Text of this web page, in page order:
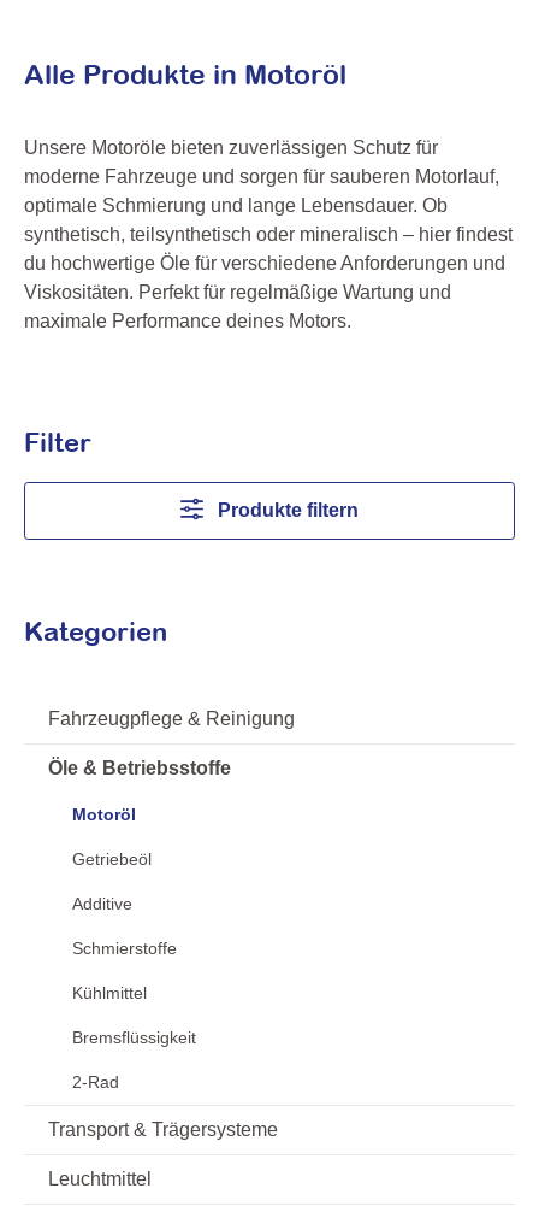
Alle Produkte in Motoröl
Unsere Motoröle bieten zuverlässigen Schutz für
moderne Fahrzeuge und sorgen für sauberen Motorlauf,
optimale Schmierung und lange Lebensdauer. Ob
synthetisch, teilsynthetisch oder mineralisch – hier findest
du hochwertige Öle für verschiedene Anforderungen und
Viskositäten. Perfekt für regelmäßige Wartung und
maximale Performance deines Motors.
Filter
Produkte filtern
Kategorien
Fahrzeugpflege & Reinigung
Öle & Betriebsstoffe
Motoröl
Getriebeöl
Additive
Schmierstoffe
Kühlmittel
Bremsflüssigkeit
2-Rad
Transport & Trägersysteme
Leuchtmittel